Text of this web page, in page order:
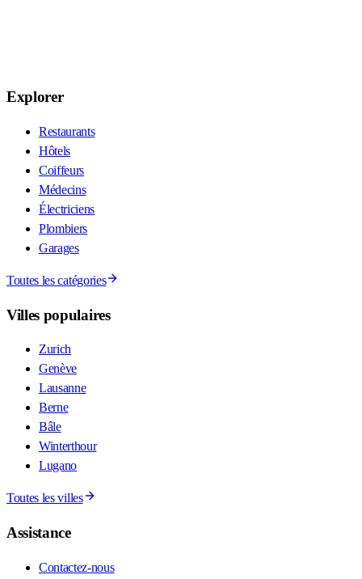
Explorer
Restaurants
Hôtels
Coiffeurs
Médecins
Électriciens
Plombiers
Garages
Toutes les catégories
Villes populaires
Zurich
Genève
Lausanne
Berne
Bâle
Winterthour
Lugano
Toutes les villes
Assistance
Contactez-nous